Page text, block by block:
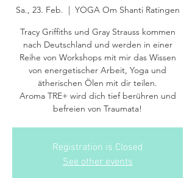
Sa., 23. Feb.
  |
YOGA Om Shanti Ratingen
Tracy Griffiths und Gray Strauss kommen
nach Deutschland und werden in einer
Reihe von Workshops mit mir das Wissen
von energetischer Arbeit, Yoga und
ätherischen Ölen mit dir teilen.
Aroma TRE+ wird dich tief berühren und
befreien von Traumata!
Registration is Closed
See other events